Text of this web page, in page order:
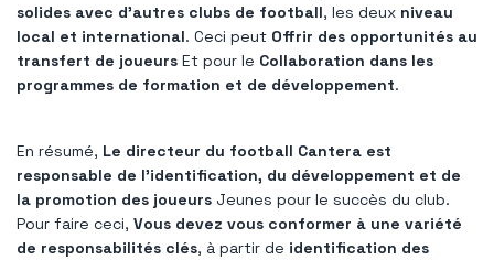
solides avec d'autres clubs de football, les deux niveau
local et international. Ceci peut Offrir des opportunités au
transfert de joueurs Et pour le Collaboration dans les
programmes de formation et de développement.
En résumé, Le directeur du football Cantera est
responsable de l'identification, du développement et de
la promotion des joueurs Jeunes pour le succès du club.
Pour faire ceci, Vous devez vous conformer à une variété
de responsabilités clés, à partir de identification des